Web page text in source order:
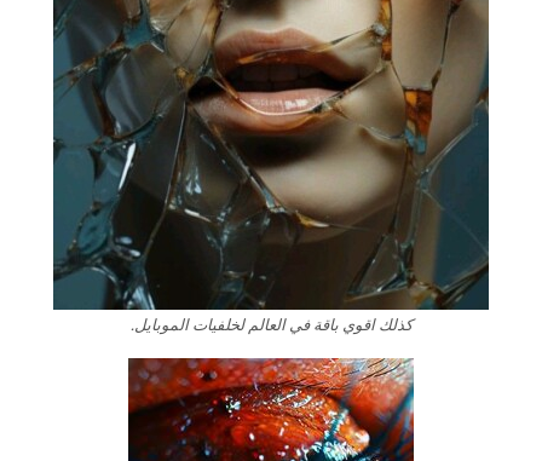
كذلك اقوي باقة في العالم لخلفيات الموبايل.